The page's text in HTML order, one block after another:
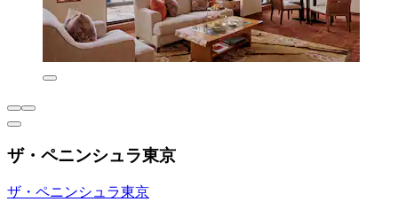
ザ・ペニンシュラ東京
ザ・ペニンシュラ東京